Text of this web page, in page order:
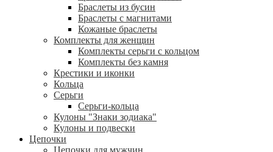
Браслеты из бусин
Браслеты с магнитами
Кожаные браслеты
Комплекты для женщин
Комплекты серьги с кольцом
Комплекты без камня
Крестики и иконки
Кольца
Серьги
Серьги-кольца
Кулоны "Знаки зодиака"
Кулоны и подвески
Цепочки
Цепочки для мужчин